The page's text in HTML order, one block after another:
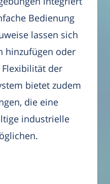
Bedienung
lassen sich
hinzufügen oder
der
bietet zudem
die eine
industrielle